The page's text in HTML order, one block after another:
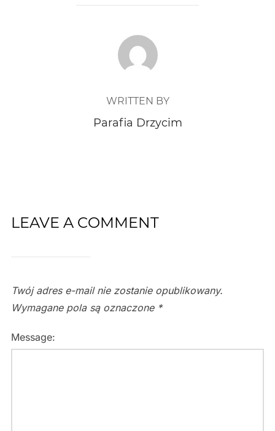
POST AUTHOR
WRITTEN BY
Parafia Drzycim
LEAVE A COMMENT
Twój adres e-mail nie zostanie opublikowany.
Wymagane pola są oznaczone *
Message: